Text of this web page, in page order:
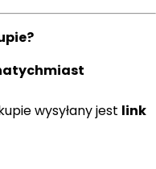
wysyłany jest link